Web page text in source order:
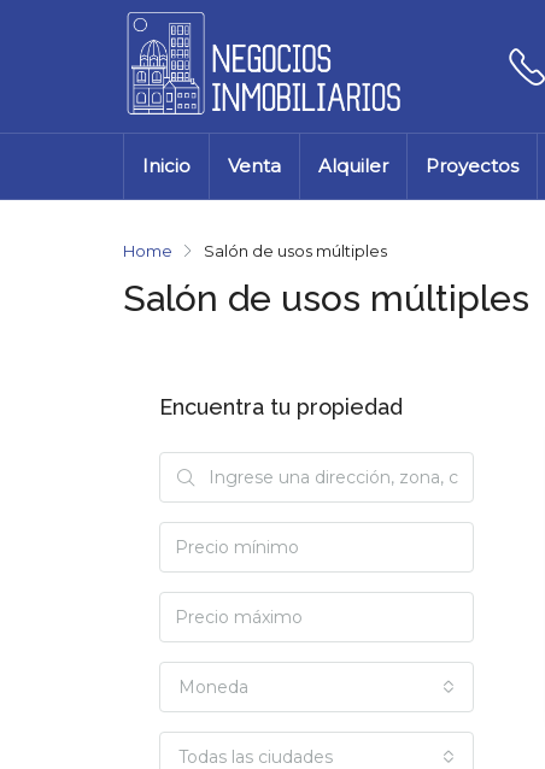
Inicio Venta Alquiler Proyectos
Home Salón de usos múltiples
Salón de usos múltiples
Encuentra tu propiedad
Moneda
Todas las ciudades